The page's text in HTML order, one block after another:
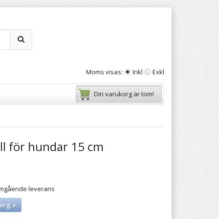
Moms visas: Inkl Exkl
Din varukorg är tom!
för hundar 15 cm
leverans
»